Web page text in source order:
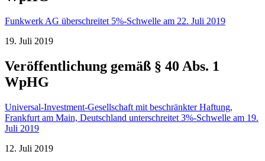
Funkwerk AG überschreitet 5%-Schwelle am 22. Juli 2019
19. Juli 2019
Veröffentlichung gemäß § 40 Abs. 1
WpHG
Universal-Investment-Gesellschaft mit beschränkter Haftung,
Frankfurt am Main, Deutschland unterschreitet 3%-Schwelle am 19.
Juli 2019
12. Juli 2019